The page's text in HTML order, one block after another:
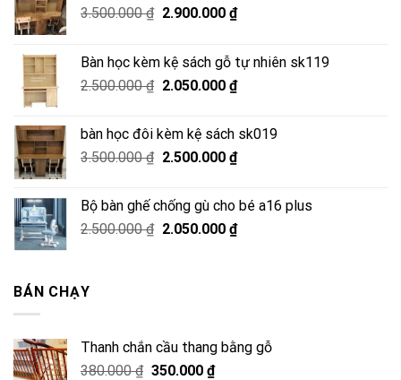
3.500.000₫ Giá
3.500.000 ₫.
2.900.000 ₫Giá
là:
2.900.000 ₫.
Bàn học kèm kệ sách gỗ tự nhiên sk119
2.500.000₫ Giá
2.500.000 ₫.
2.050.000 ₫Giá
là:
2.050.000 ₫.
bàn học đôi kèm kệ sách sk019
3.500.000₫ Giá
3.500.000 ₫.
2.500.000 ₫Giá
là:
2.500.000 ₫.
Bộ bàn ghế chống gù cho bé a16 plus
2.500.000₫ Giá
2.050.000 ₫Giá
BÁN CHẠY
Thanh chắn cầu thang bằng gỗ
380.000₫ Giá
350.000 ₫Giá